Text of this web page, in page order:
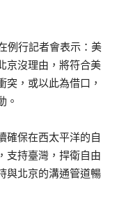
例行記者會表示：美
京沒理由，將符合美
突，或以此為借口，
。
確保在西太平洋的自
支持臺灣，捍衛自由
與北京的溝通管道暢